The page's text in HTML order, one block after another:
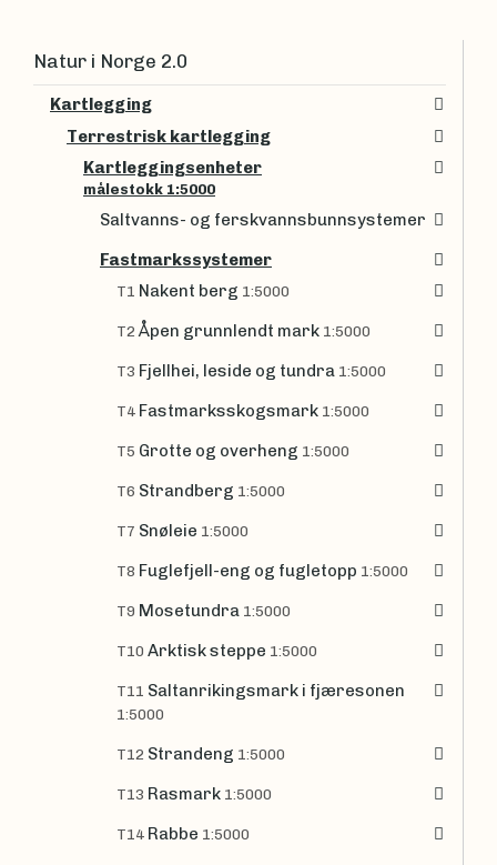
Natur i Norge 2.0
Kartlegging
Terrestrisk kartlegging
Kartleggingsenheter
målestokk 1:5000
Saltvanns- og ferskvannsbunnsystemer
Fastmarkssystemer
T1 Nakent berg 1:5000
T2Åpen grunnlendt mark 1:5000
T3 Fjellhei, leside og tundra 1:5000
T4 Fastmarksskogsmark 1:5000
T5 Grotte og overheng 1:5000
T6 Strandberg 1:5000
T7 Snøleie 1:5000
T8 Fuglefjell-eng og fugletopp 1:5000
T9 Mosetundra 1:5000
T10 Arktisk steppe 1:5000
T11 Saltanrikingsmark i fjæresonen
1:5000
T12 Strandeng 1:5000
T13 Rasmark 1:5000
T14 Rabbe 1:5000